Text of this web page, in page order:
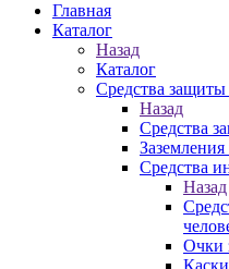
Главная
Каталог
Назад
Каталог
Средства защиты
Назад
Средства
Средства
Назад
Очки